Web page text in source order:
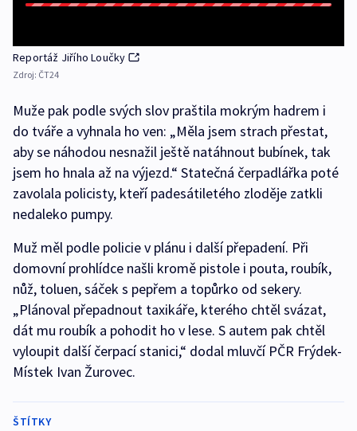
Reportáž Jiřího Loučky
Zdroj: ČT24
Muže pak podle svých slov praštila mokrým hadrem i
do tváře a vyhnala ho ven: „Měla jsem strach přestat,
aby se náhodou nesnažil ještě natáhnout bubínek, tak
jsem ho hnala až na výjezd.“ Statečná čerpadlářka poté
zavolala policisty, kteří padesátiletého zloděje zatkli
nedaleko pumpy.
Muž měl podle policie v plánu i další přepadení. Při
domovní prohlídce našli kromě pistole i pouta, roubík,
nůž, toluen, sáček s pepřem a topůrko od sekery.
„Plánoval přepadnout taxikáře, kterého chtěl svázat,
dát mu roubík a pohodit ho v lese. S autem pak chtěl
vyloupit další čerpací stanici,“ dodal mluvčí PČR Frýdek-
Místek Ivan Žurovec.
ŠTÍTKY